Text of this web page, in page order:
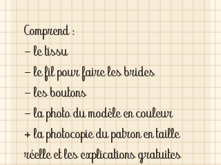
Comprend :
- le tissu
- le fil pour faire les brides
- les boutons
- la photo du modèle en couleur
+ la photocopie du patron en taille
réelle et les explications gratuites